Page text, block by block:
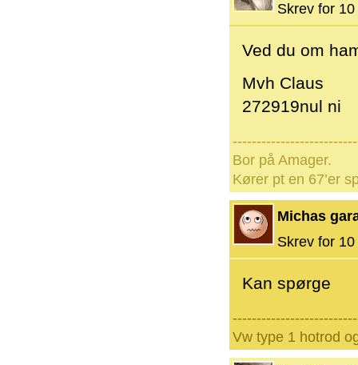
Skrev for
Ved du om
Mvh Claus
272919nul ni
Bor på Amager.
Kører pt en 67’er
Michas
Skrev for
Kan spørge
Vw type 1 hotrod